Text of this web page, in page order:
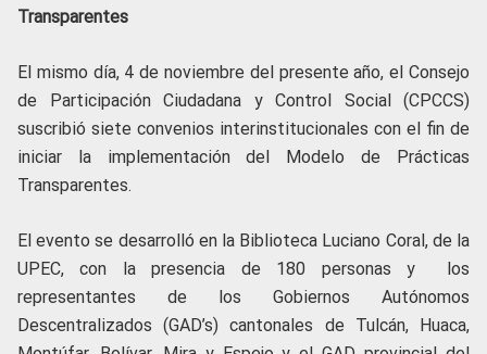
Transparentes
El mismo día, 4 de noviembre del presente año, el Consejo
de Participación Ciudadana y Control Social (CPCCS)
suscribió siete convenios interinstitucionales con el fin de
iniciar la implementación del Modelo de Prácticas
Transparentes.
El evento se desarrolló en la Biblioteca Luciano Coral, de la
UPEC, con la presencia de 180 personas y los
representantes de los Gobiernos Autónomos
Descentralizados (GAD’s) cantonales de Tulcán, Huaca,